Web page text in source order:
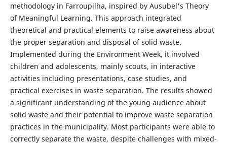
methodology in Farroupilha, inspired by Ausubel's Theory
of Meaningful Learning. This approach integrated
theoretical and practical elements to raise awareness about
the proper separation and disposal of solid waste.
Implemented during the Environment Week, it involved
children and adolescents, mainly scouts, in interactive
activities including presentations, case studies, and
practical exercises in waste separation. The results showed
a significant understanding of the young audience about
solid waste and their potential to improve waste separation
practices in the municipality. Most participants were able to
correctly separate the waste, despite challenges with mixed-